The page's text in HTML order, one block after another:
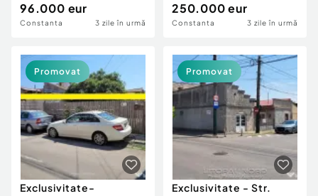
Deschidere la 3 St...
96.000 eur
Constanta 3 zile în urmă
250.000 eur
Constanta 3 zile în urmă
Exclusivitate-
Promovat
Exclusivitate - Str.
Promovat